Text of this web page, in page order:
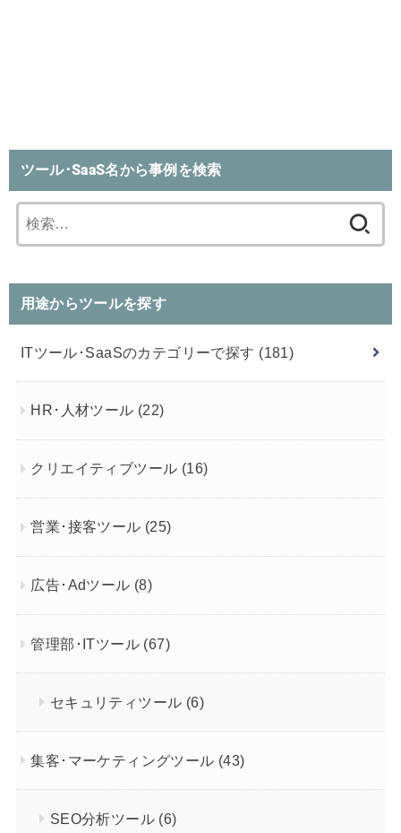
ツール･SaaS名から事例を検索
索:
用途からツールを探す
ITツール･SaaSのカテゴリーで探す (181)
HR･人材ツール (22)
クリエイティブツール (16)
営業･接客ツール (25)
広告･Adツール (8)
管理部･ITツール (67)
セキュリティツール (6)
集客･マーケティングツール (43)
SEO分析ツール (6)